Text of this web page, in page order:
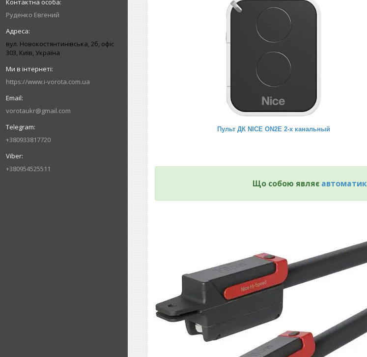
Руденко Евгений
вул. Новокостянтинівська, 2б, офіс
303, Київ, Україна
https://www.i-vorota.com.ua
vorotaukr@gmail.com
+380933817720
+380954525511
Пульт ДК NICE ON2E 2-х канальный
Що собою являє